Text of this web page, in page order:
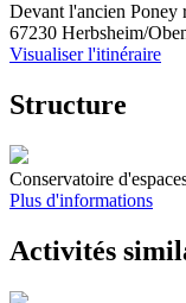
Devant l'ancien Poney
67230 Herbsheim/
Visualiser l'itinéraire
Structure
Conservatoire
Plus d'informations
Activités